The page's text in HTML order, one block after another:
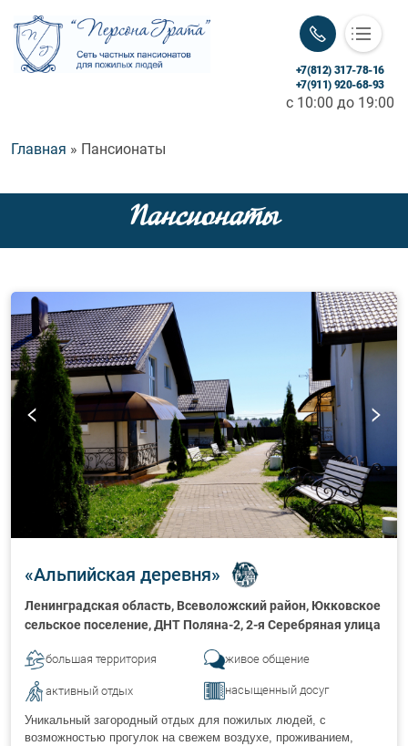
+7(812) 317-78-16
+7(911) 920-68-93
c 10:00 до 19:00
Строка навигации
Главная Пансионаты
Пансионаты
«Альпийская деревня»
Ленинградская область, Всеволожский район, Юкковское
сельское поселение, ДНТ Поляна-2, 2-я Серебряная улица
большая территория живое общение
активный отдых насыщенный досуг
Уникальный загородный отдых для пожилых людей, с
возможностью прогулок на свежем воздухе, проживанием,